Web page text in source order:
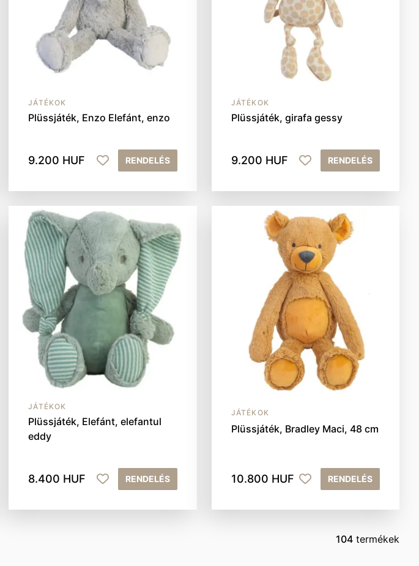
JÁTÉKOK
Plüssjáték, Enzo Elefánt, enzo
9.200 HUF RENDELÉS
JÁTÉKOK
Plüssjáték, girafa gessy
9.200 HUF RENDELÉS
JÁTÉKOK
Plüssjáték, Elefánt, elefantul
eddy
8.400 HUF RENDELÉS
JÁTÉKOK
Plüssjáték, Bradley Maci, 48 cm
10.800 HUF RENDELÉS
104 termékek